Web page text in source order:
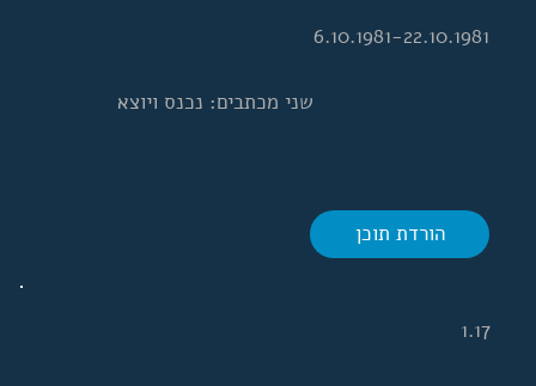
הורדת תוכן
שני מכתבים: נכנס ויוצא
6.10.1981-22.10.1981
1.17